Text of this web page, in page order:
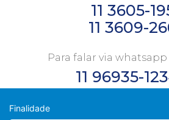
11 3605-
11 3609-
Para falar via
11 96935-
Finalidade